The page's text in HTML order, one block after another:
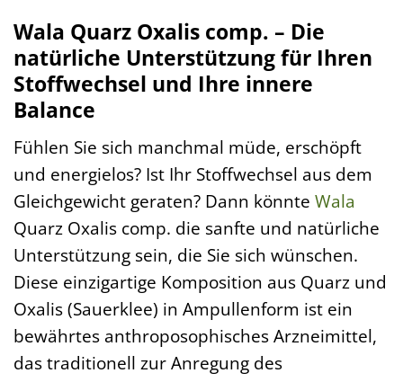
Wala Quarz Oxalis comp. – Die
natürliche Unterstützung für Ihren
Stoffwechsel und Ihre innere
Balance
Fühlen Sie sich manchmal müde, erschöpft
und energielos? Ist Ihr Stoffwechsel aus dem
Gleichgewicht geraten? Dann könnte Wala
Quarz Oxalis comp. die sanfte und natürliche
Unterstützung sein, die Sie sich wünschen.
Diese einzigartige Komposition aus Quarz und
Oxalis (Sauerklee) in Ampullenform ist ein
bewährtes anthroposophisches Arzneimittel,
das traditionell zur Anregung des